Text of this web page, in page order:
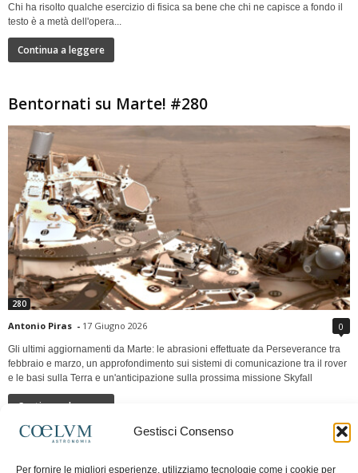
Gestisci Consenso
Per fornire le migliori esperienze, utilizziamo tecnologie come i cookie per
Chi ha risolto qualche esercizio di fisica sa bene che chi ne capisce a fondo il
testo è a metà dell'opera...
Continua a leggere
Bentornati su Marte! #280
280
Antonio Piras - 17 Giugno 2026 0
Gli ultimi aggiornamenti da Marte: le abrasioni effettuate da Perseverance tra
febbraio e marzo, un approfondimento sui sistemi di comunicazione tra il rover
e le basi sulla Terra e un'anticipazione sulla prossima missione Skyfall
Continua a leggere